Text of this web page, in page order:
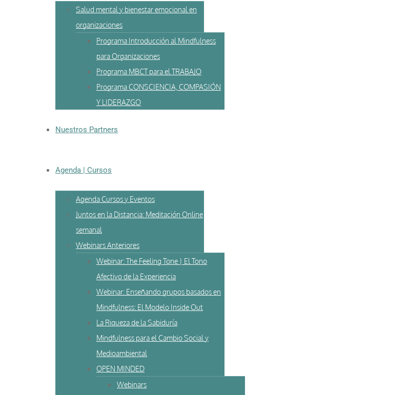
Salud mental y bienestar emocional en
organizaciones
Programa Introducción al Mindfulness
para Organizaciones
Programa MBCT para el TRABAJO
Programa CONSCIENCIA, COMPASIÓN
Y LIDERAZGO
Nuestros Partners
Agenda | Cursos
Agenda Cursos y Eventos
Juntos en la Distancia: Meditación Online
semanal
Webinars Anteriores
Webinar: The Feeling Tone | El Tono
Afectivo de la Experiencia
Webinar: Enseñando grupos basados en
Mindfulness: El Modelo Inside Out
La Riqueza de la Sabiduría
Mindfulness para el Cambio Social y
Medioambiental
OPEN MINDED
Webinars